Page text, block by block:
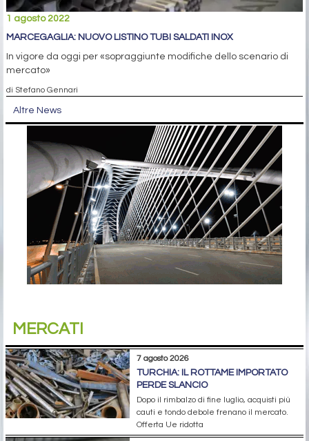
1 agosto 2022
MARCEGAGLIA: NUOVO LISTINO TUBI SALDATI INOX
In vigore da oggi per «sopraggiunte modifiche dello scenario di
mercato»
di Stefano Gennari
Altre News
MERCATI
7 agosto 2026
TURCHIA: IL ROTTAME IMPORTATO
PERDE SLANCIO
Dopo il rimbalzo di fine luglio, acquisti più
cauti e tondo debole frenano il mercato.
Offerta Ue ridotta